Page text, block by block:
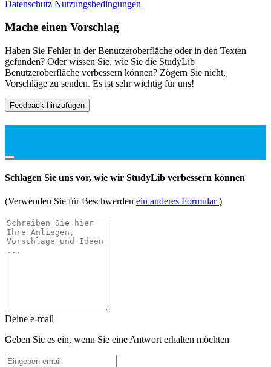
Datenschutz Nutzungsbedingungen
Mache einen Vorschlag
Haben Sie Fehler in der Benutzeroberfläche oder in den Texten
gefunden? Oder wissen Sie, wie Sie die StudyLib
Benutzeroberfläche verbessern können? Zögern Sie nicht,
Vorschläge zu senden. Es ist sehr wichtig für uns!
Feedback hinzufügen
Schlagen Sie uns vor, wie wir StudyLib verbessern können
(Verwenden Sie für Beschwerden ein anderes Formular)
Deine e-mail
Geben Sie es ein, wenn Sie eine Antwort erhalten möchten